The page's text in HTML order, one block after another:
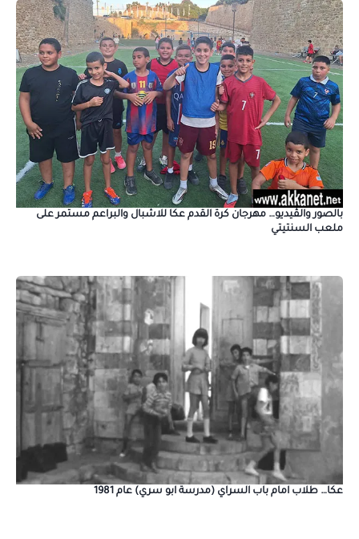
بالصور والڤيديو… مهرجان كرة القدم عكا للاشبال والبراعم مستمر على
ملعب السنتيتي
عكا… طلاب امام باب السراي (مدرسة ابو سري) عام 1981